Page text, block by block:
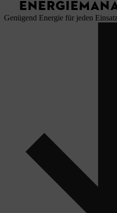
Genügend Energie für jeden